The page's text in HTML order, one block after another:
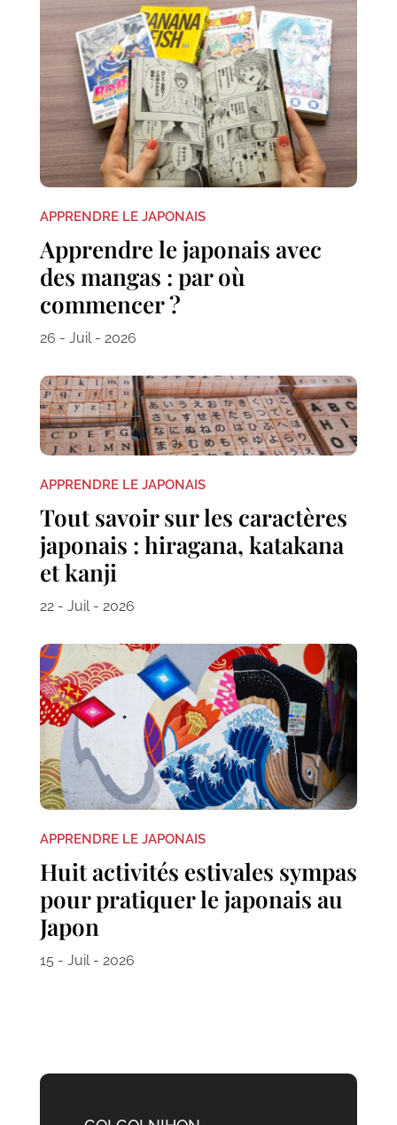
APPRENDRE LE JAPONAIS
Apprendre le japonais avec
des mangas : par où
commencer ?
26 - Juil - 2026
APPRENDRE LE JAPONAIS
Tout savoir sur les caractères
japonais : hiragana, katakana
et kanji
22 - Juil - 2026
APPRENDRE LE JAPONAIS
Huit activités estivales sympas
pour pratiquer le japonais au
Japon
15 - Juil - 2026